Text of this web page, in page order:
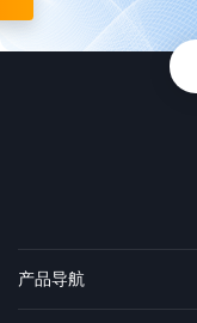
产品导航